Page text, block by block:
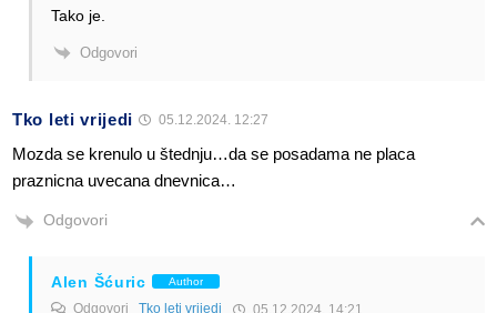
Tako je.
Odgovori
Tko leti vrijedi 05.12.2024. 12:27
Mozda se krenulo u štednju…da se posadama ne placa
praznicna uvecana dnevnica…
Odgovori
Alen Šćuric Author
Odgovori Tko leti vrijedi 05.12.2024. 14:21